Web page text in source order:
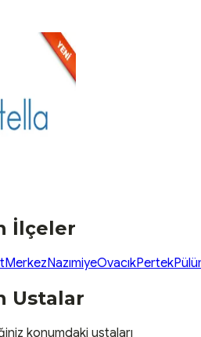
İlçeler
MerkezNazımiyeOvacıkPertek
Ustalar
konumdaki ustaları